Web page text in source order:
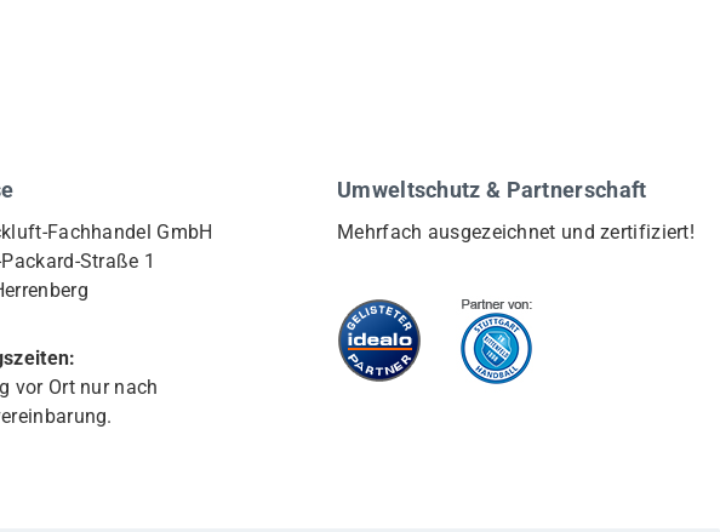
Fachhandel GmbH
Straße 1
vor Ort nur nach
Umweltschutz & Partnerschaft
Mehrfach ausgezeichnet und zertifiziert!